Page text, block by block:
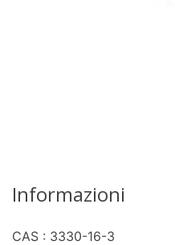
Informazioni
CAS : 3330-16-3